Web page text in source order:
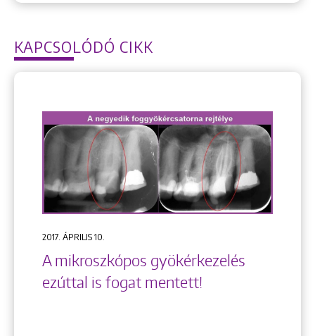
KAPCSOLÓDÓ CIKK
2017. ÁPRILIS 10.
A mikroszkópos gyökérkezelés
ezúttal is fogat mentett!